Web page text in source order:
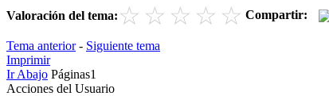
Valoración del tema: ☆ ☆ ☆ ☆ ☆ Compartir:
Tema anterior- Siguiente tema
Imprimir
Ir Abajo Páginas1
Acciones del Usuario